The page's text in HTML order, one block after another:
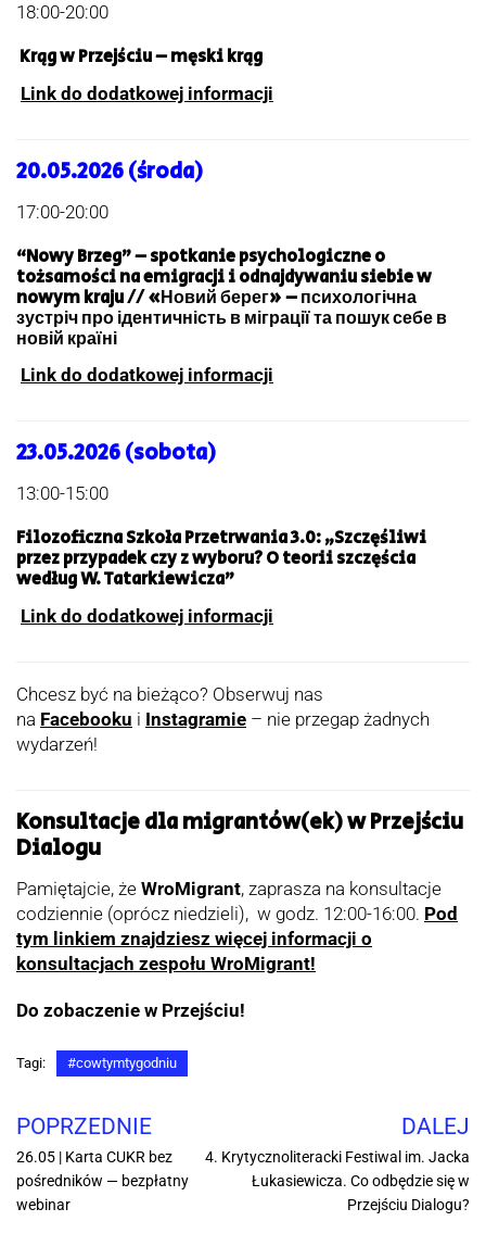
18:00-20:00
Krąg w Przejściu – męski krąg
Link do dodatkowej informacji
20.05.2026 (środa)
17:00-20:00
“Nowy Brzeg” – spotkanie psychologiczne o
tożsamości na emigracji i odnajdywaniu siebie w
nowym kraju // «Новий берег» – психологічна
зустріч про ідентичність в міграції та пошук себе в
новій країні
Link do dodatkowej informacji
23.05.2026 (sobota)
13:00-15:00
Filozoficzna Szkoła Przetrwania 3.0: „Szczęśliwi
przez przypadek czy z wyboru? O teorii szczęścia
według W. Tatarkiewicza”
Link do dodatkowej informacji
Chcesz być na bieżąco? Obserwuj nas
na Facebooku i Instagramie – nie przegap żadnych
wydarzeń!
Konsultacje dla migrantów(ek) w Przejściu
Dialogu
Pamiętajcie, że WroMigrant, zaprasza na konsultacje
codziennie (oprócz niedzieli), w godz. 12:00-16:00. Pod
tym linkiem znajdziesz więcej informacji o
konsultacjach zespołu WroMigrant!
Do zobaczenie w Przejściu!
Tagi: #cowtymtygodniu
POPRZEDNIE
26.05 | Karta CUKR bez
pośredników — bezpłatny
webinar
DALEJ
4. Krytycznoliteracki Festiwal im. Jacka
Łukasiewicza. Co odbędzie się w
Przejściu Dialogu?